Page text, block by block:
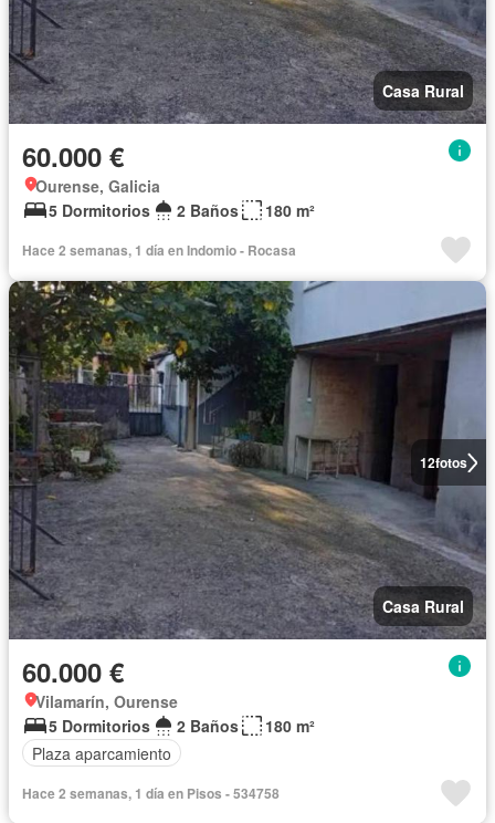
Casa Rural
60.000 €
Ourense, Galicia
5 Dormitorios
2 Baños 180 m²
Hace 2 semanas, 1 día en Indomio - Rocasa
12fotos
Casa Rural
60.000 €
Vilamarín, Ourense
5 Dormitorios
2 Baños
180 m²
Plaza aparcamiento
Hace 2 semanas, 1 día en Pisos - 534758